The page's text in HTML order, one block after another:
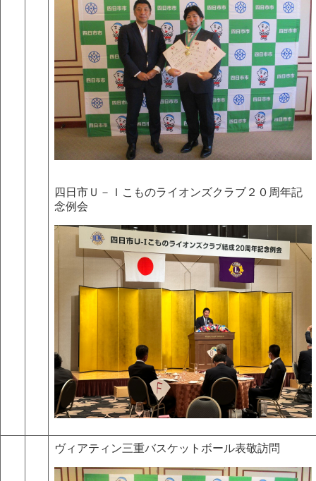
四日市Ｕ－Ｉこものライオンズクラブ２０周年記
念例会
ヴィアティン三重バスケットボール表敬訪問